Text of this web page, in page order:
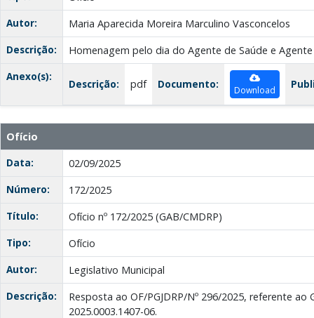
Autor:
Maria Aparecida Moreira Marculino Vasconcelos
Descrição:
Homenagem pelo dia do Agente de Saúde e
Anexo(s):
Descrição: pdf Documento: Download
Ofício
Data:
02/09/2025
Número:
172/2025
Título:
Ofício nº 172/2025 (GAB/CMDRP)
Tipo:
Ofício
Autor:
Legislativo Municipal
Descrição:
Resposta ao OF/PGJDRP/Nº 296/2025, referente ao
2025.0003.1407-06.